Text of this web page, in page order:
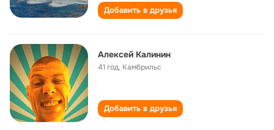
Добавить в друзья
Алексей Калинин
41 год, Камбрильс
Добавить в друзья